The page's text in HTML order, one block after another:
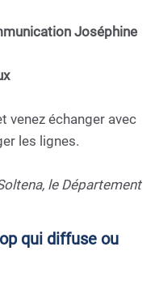
Joséphine
venez échanger avec
les lignes.
le Département
qui diffuse ou